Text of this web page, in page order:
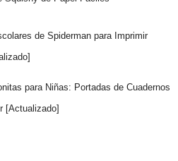
de Spiderman para Imprimir
para Niñas: Portadas de Cuadernos
[Actualizado]